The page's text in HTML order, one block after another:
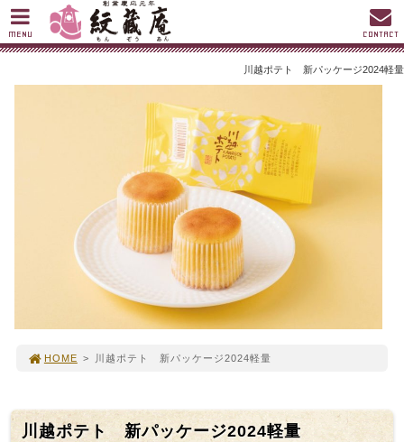
川越ポテト 新パッケージ2024軽量
HOME > 川越ポテト 新パッケージ2024軽量
川越ポテト 新パッケージ2024軽量
MENU CONTACT